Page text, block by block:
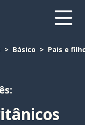
Básico Pais e